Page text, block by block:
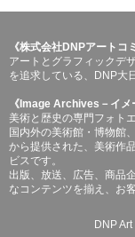
《株式会社DNPアート
アートとグラフィックデ
を追求している、DNP大
《Image Archives－イ
美術と歴史の専門フォト
国内外の美術館・博物館
から提供された、美術作
ビスです。
出版、放送、広告、商品
なコンテンツを揃え、お
DNP